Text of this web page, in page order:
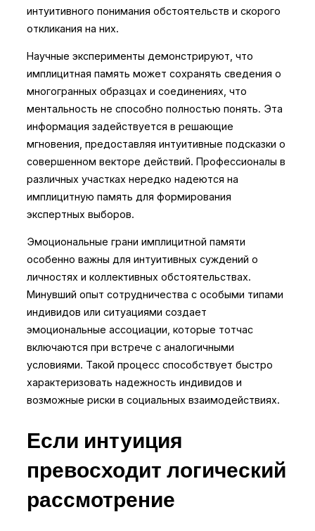
интуитивного понимания обстоятельств и скорого
откликания на них.
Научные эксперименты демонстрируют, что
имплицитная память может сохранять сведения о
многогранных образцах и соединениях, что
ментальность не способно полностью понять. Эта
информация задействуется в решающие
мгновения, предоставляя интуитивные подсказки о
совершенном векторе действий. Профессионалы в
различных участках нередко надеются на
имплицитную память для формирования
экспертных выборов.
Эмоциональные грани имплицитной памяти
особенно важны для интуитивных суждений о
личностях и коллективных обстоятельствах.
Минувший опыт сотрудничества с особыми типами
индивидов или ситуациями создает
эмоциональные ассоциации, которые тотчас
включаются при встрече с аналогичными
условиями. Такой процесс способствует быстро
характеризовать надежность индивидов и
возможные риски в социальных взаимодействиях.
Если интуиция
превосходит логический
рассмотрение